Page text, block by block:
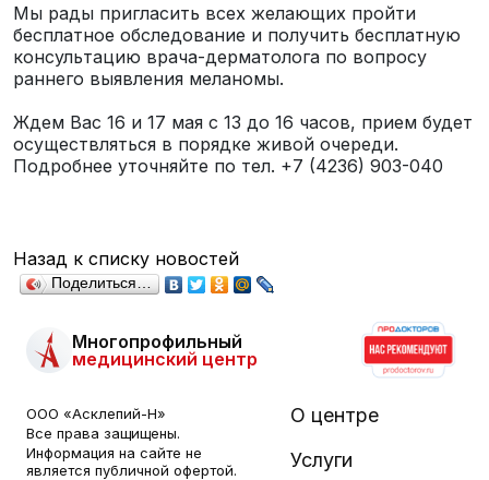
Мы рады пригласить всех желающих пройти
бесплатное обследование и получить бесплатную
консультацию врача-дерматолога по вопросу
раннего выявления меланомы.
Ждем Вас 16 и 17 мая с 13 до 16 часов, прием будет
осуществляться в порядке живой очереди.
Подробнее уточняйте по тел. +7 (4236) 903-040
Назад к списку новостей
Поделиться…
Многопрофильный
медицинский центр
ООО «Асклепий-Н»
Все права защищены.
Информация на сайте не
является публичной офертой.
О центре
Услуги